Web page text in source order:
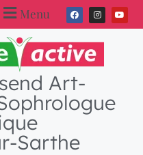
Menu
Art-
Sarthe